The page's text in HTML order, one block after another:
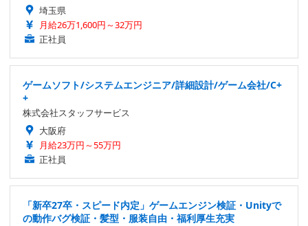
埼玉県
月給26万1,600円～32万円
正社員
ゲームソフト/システムエンジニア/詳細設計/ゲーム会社/C+
+
株式会社スタッフサービス
大阪府
月給23万円～55万円
正社員
「新卒27卒・スピード内定」ゲームエンジン検証・Unityで
の動作バグ検証・髪型・服装自由・福利厚生充実